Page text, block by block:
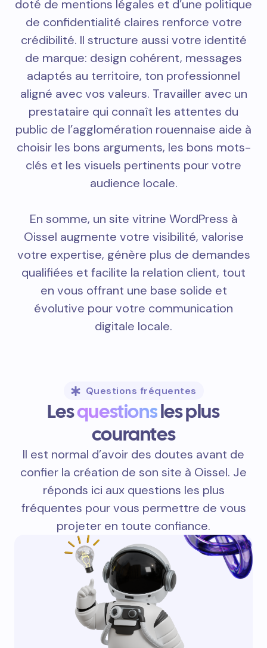
doté de mentions légales et d’une politique
de confidentialité claires renforce votre
crédibilité. Il structure aussi votre identité
de marque: design cohérent, messages
adaptés au territoire, ton professionnel
aligné avec vos valeurs. Travailler avec un
prestataire qui connaît les attentes du
public de l’agglomération rouennaise aide à
choisir les bons arguments, les bons mots-
clés et les visuels pertinents pour votre
audience locale.
En somme, un site vitrine WordPress à
Oissel augmente votre visibilité, valorise
votre expertise, génère plus de demandes
qualifiées et facilite la relation client, tout
en vous offrant une base solide et
évolutive pour votre communication
digitale locale.
Questions fréquentes
Lesquestionsles plus
courantes
Il est normal d’avoir des doutes avant de
confier la création de son site à Oissel. Je
réponds ici aux questions les plus
fréquentes pour vous permettre de vous
projeter en toute confiance.